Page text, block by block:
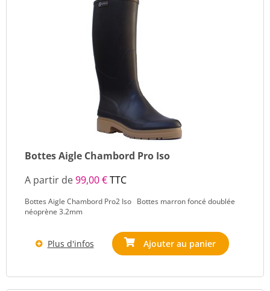
Bottes Aigle Chambord Pro Iso
A partir de99,00 €TTC
Bottes Aigle Chambord Pro2 Iso Bottes marron foncé doublée
néoprène 3.2mm
Plus d'infos Ajouter au panier